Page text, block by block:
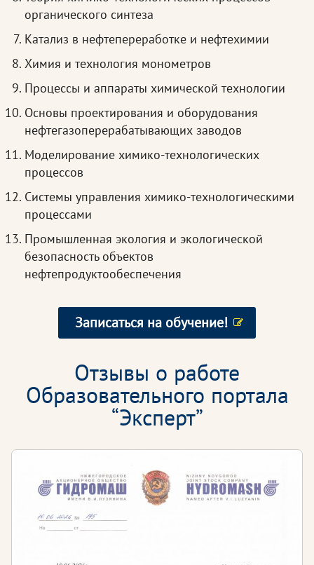
органического синтеза
Катализ в нефтепереработке и нефтехимии
Химия и технология монометров
Процессы и аппараты химической технологии
Основы проектирования и оборудования
нефтегазоперерабатывающих заводов
Моделирование химико-технологических
процессов
Системы управления химико-технологическими
процессами
Промышленная экология и экологической
безопасность объектов
нефтепродуктообеспечения
Записаться на обучение!
Отзывы о работе
Образовательного портала
“Эксперт”